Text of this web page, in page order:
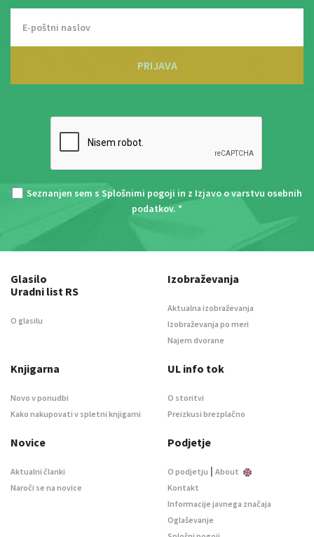
PRIJAVA
Seznanjen sem s Splošnimi pogoji in z Izjavo o varstvu osebnih
podatkov. *
Glasilo
Uradni list RS
O glasilu
Izobraževanja
Aktualna izobraževanja
Izobraževanja po meri
Najem dvorane
Knjigarna
Novo v ponudbi
Kako nakupovati v spletni knjigarni
UL info tok
O storitvi
Preizkusi brezplačno
Novice
Aktualni članki
Naroči se na novice
Podjetje
O podjetju | About
Kontakt
Informacije javnega značaja
Oglaševanje